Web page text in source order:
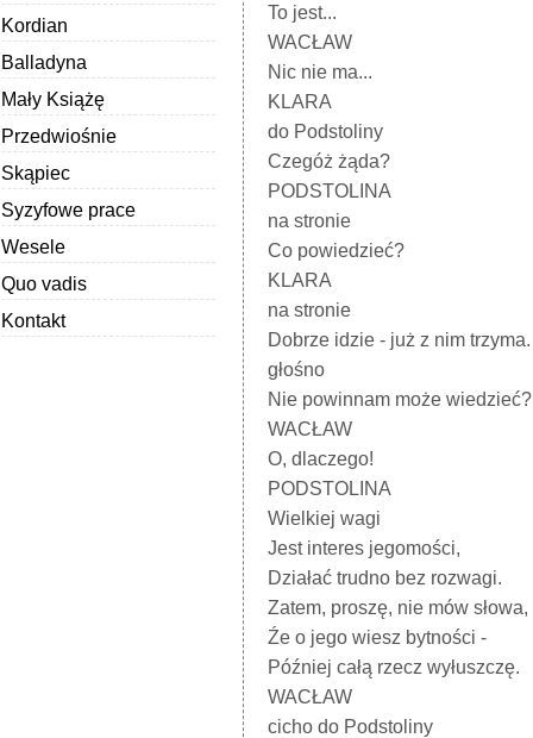
Kordian
Balladyna
Mały Książę
Przedwiośnie
Skąpiec
Syzyfowe prace
Wesele
Quo vadis
Kontakt
To jest...
WACŁAW
Nic nie ma...
KLARA
do Podstoliny
Czegóż żąda?
PODSTOLINA
na stronie
Co powiedzieć?
KLARA
na stronie
Dobrze idzie - już z nim trzyma.
głośno
Nie powinnam może wiedzieć?
WACŁAW
O, dlaczego!
PODSTOLINA
Wielkiej wagi
Jest interes jegomości,
Działać trudno bez rozwagi.
Zatem, proszę, nie mów słowa,
Źe o jego wiesz bytności -
Później całą rzecz wyłuszczę.
WACŁAW
cicho do Podstoliny